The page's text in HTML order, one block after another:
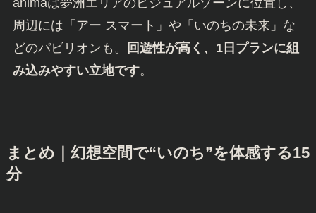
animaは夢洲エリアのビジュアルゾーンに位置し、
周辺には「アー スマート」や「いのちの未来」な
どのパビリオンも。
回遊性が高く、1日プランに組
み込みやすい立地です。
まとめ｜幻想空間で“いのち”を体感する15
分